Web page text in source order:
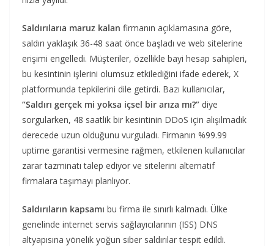
Saldırılarıa maruz kalan firmanın açıklamasına göre,
saldırı yaklaşık 36-48 saat önce başladı ve web sitelerine
erişimi engelledi. Müşteriler, özellikle bayi hesap sahipleri,
bu kesintinin işlerini olumsuz etkilediğini ifade ederek, X
platformunda tepkilerini dile getirdi. Bazı kullanıcılar,
“Saldırı gerçek mi yoksa içsel bir arıza mı?” diye
sorgularken, 48 saatlik bir kesintinin DDoS için alışılmadık
derecede uzun olduğunu vurguladı. Firmanın %99.99
uptime garantisi vermesine rağmen, etkilenen kullanıcılar
zarar tazminatı talep ediyor ve sitelerini alternatif
firmalara taşımayı planlıyor.
Saldırıların kapsamı bu firma ile sınırlı kalmadı. Ülke
genelinde internet servis sağlayıcılarının (ISS) DNS
altyapısına yönelik yoğun siber saldırılar tespit edildi.